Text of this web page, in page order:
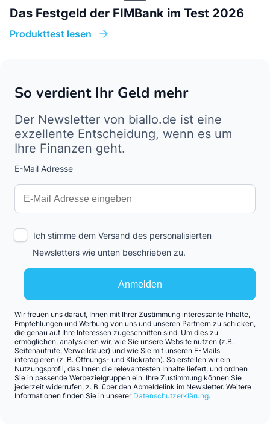
Das Festgeld der FIMBank im Test 2026
Produkttest lesen
So verdient Ihr Geld mehr
Der Newsletter von biallo.de ist eine
exzellente Entscheidung, wenn es um
Ihre Finanzen geht.
E-Mail Adresse
Interests
Amount
Anmelden
Ich stimme dem Versand des personalisierten
Newsletters wie unten beschrieben zu.
Wir freuen uns darauf, Ihnen mit Ihrer Zustimmung interessante Inhalte,
Empfehlungen und Werbung von uns und unseren Partnern zu schicken,
die genau auf Ihre Interessen zugeschnitten sind. Um dies zu
ermöglichen, analysieren wir, wie Sie unsere Website nutzen (z.B.
Seitenaufrufe, Verweildauer) und wie Sie mit unseren E-Mails
interagieren (z. B. Öffnungs- und Klickraten). So erstellen wir ein
Nutzungsprofil, das Ihnen die relevantesten Inhalte liefert, und ordnen
Sie in passende Werbezielgruppen ein. Ihre Zustimmung können Sie
jederzeit widerrufen, z. B. über den Abmeldelink im Newsletter. Weitere
Informationen finden Sie in unserer Datenschutzerklärung.